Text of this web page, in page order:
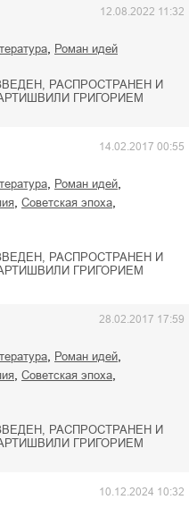
Ольга Вечная
12.08.2022 11:32
роман идей
РАСПРОСТРАНЕН И
ГРИГОРИЕМ
14.02.2017 00:55
роман идей
советская эпоха
РАСПРОСТРАНЕН И
ГРИГОРИЕМ
28.02.2017 17:59
роман идей
советская эпоха
РАСПРОСТРАНЕН И
ГРИГОРИЕМ
10.12.2024 10:32